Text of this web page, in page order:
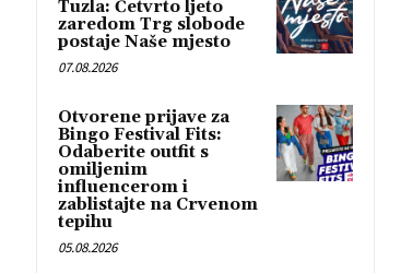
Tuzla: Četvrto ljeto
zaredom Trg slobode
postaje Naše mjesto
07.08.2026
Otvorene prijave za
Bingo Festival Fits:
Odaberite outfit s
omiljenim
influencerom i
zablistajte na Crvenom
tepihu
05.08.2026